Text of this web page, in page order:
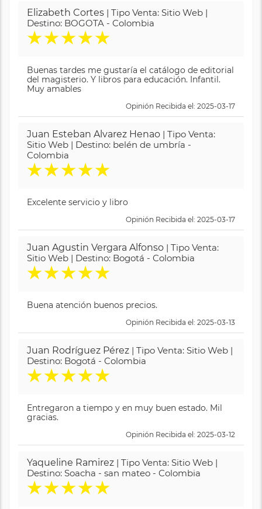
Elizabeth Cortes | Tipo Venta: Sitio Web |
Destino: BOGOTA - Colombia
★★★★★
Buenas tardes me gustaría el catálogo de editorial
del magisterio. Y libros para educación. Infantil.
Muy amables
Opinión Recibida el: 2025-03-17
Juan Esteban Alvarez Henao | Tipo Venta:
Sitio Web | Destino: belén de umbría -
Colombia
★★★★★
Excelente servicio y libro
Opinión Recibida el: 2025-03-17
Juan Agustin Vergara Alfonso | Tipo Venta:
Sitio Web | Destino: Bogotá - Colombia
★★★★★
Buena atención buenos precios.
Opinión Recibida el: 2025-03-13
Juan Rodríguez Pérez | Tipo Venta: Sitio Web |
Destino: Bogotá - Colombia
★★★★★
Entregaron a tiempo y en muy buen estado. Mil
gracias.
Opinión Recibida el: 2025-03-12
Yaqueline Ramirez | Tipo Venta: Sitio Web |
Destino: Soacha - san mateo - Colombia
★★★★★